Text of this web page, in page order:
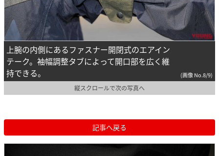
上腕の内側にあるファスナー開閉式のエアイン
テーク。袖幅調整タブによって開口部を広く維
持できる。
(画像 No.8/9)
縦スクロールで次の写真へ
記事へ戻る